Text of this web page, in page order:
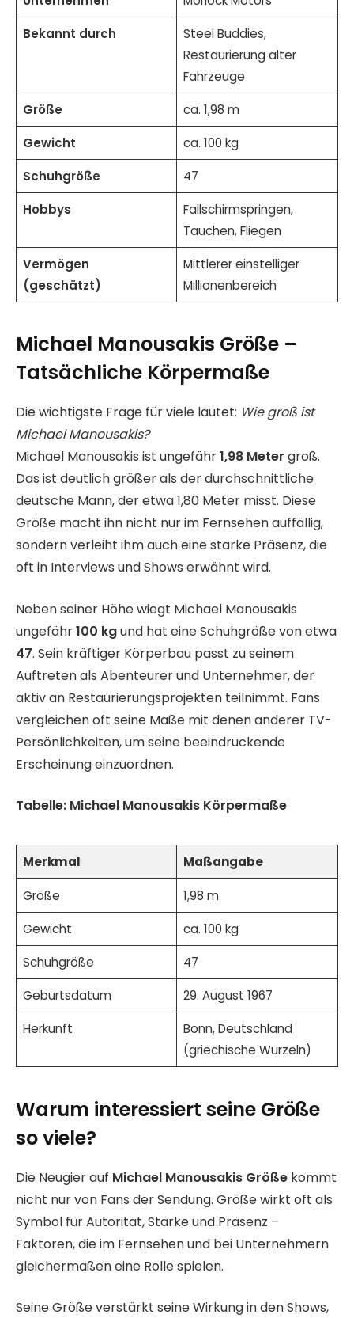
Bekannt durch
Steel Buddies,
Restaurierung alter
Fahrzeuge
Größe
ca. 1,98 m
Gewicht
ca. 100 kg
Schuhgröße
47
Hobbys
Fallschirmspringen,
Tauchen, Fliegen
Vermögen
(geschätzt)
Mittlerer einstelliger
Millionenbereich
Michael Manousakis Größe –
Tatsächliche Körpermaße
Die wichtigste Frage für viele lautet: Wie groß ist
Michael Manousakis?
Michael Manousakis ist ungefähr1,98 Meter groß.
Das ist deutlich größer als der durchschnittliche
deutsche Mann, der etwa 1,80 Meter misst. Diese
Größe macht ihn nicht nur im Fernsehen auffällig,
sondern verleiht ihm auch eine starke Präsenz, die
oft in Interviews und Shows erwähnt wird.
Neben seiner Höhe wiegt Michael Manousakis
ungefähr100 kgund hat eine Schuhgröße von etwa
47. Sein kräftiger Körperbau passt zu seinem
Auftreten als Abenteurer und Unternehmer, der
aktiv an Restaurierungsprojekten teilnimmt. Fans
vergleichen oft seine Maße mit denen anderer TV-
Persönlichkeiten, um seine beeindruckende
Erscheinung einzuordnen.
Tabelle: Michael Manousakis Körpermaße
Merkmal Maßangabe
Größe
1,98 m
Gewicht
ca. 100 kg
Schuhgröße
47
Geburtsdatum
29. August 1967
Herkunft
Bonn, Deutschland
(griechische Wurzeln)
Warum interessiert seine Größe
so viele?
Die Neugier auf Michael Manousakis Größe kommt
nicht nur von Fans der Sendung. Größe wirkt oft als
Symbol für Autorität, Stärke und Präsenz –
Faktoren, die im Fernsehen und bei Unternehmern
gleichermaßen eine Rolle spielen.
Seine Größe verstärkt seine Wirkung in den Shows,